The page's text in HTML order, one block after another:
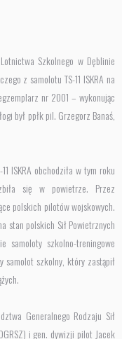
Szkolnego w Dęblinie
z samolotu TS-11 ISKRA na
nr 2001 – wykonując
był ppłk pil. Grzegorz Banaś,
ISKRA obchodziła w tym roku
się w powietrze. Przez
polskich pilotów wojskowych.
stan polskich Sił Powietrznych
samoloty szkolno-treningowe
samolot szkolny, który zastąpił
Generalnego Rodzaju Sił
i gen. dywizji pilot Jacek